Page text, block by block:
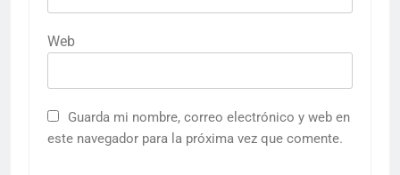
Web
Guarda mi nombre, correo electrónico y web en
este navegador para la próxima vez que comente.